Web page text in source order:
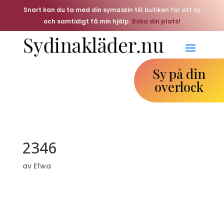
Snart kan du ta med din symaskin till butiken för att sy
och samtidigt få min hjälp. Boka din plats!
Sy på din
overlock
2346
av Efwa